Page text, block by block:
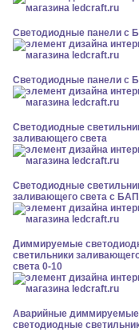
Cветодиодные панели с
Cветодиодные панели с
Светодиодные
заливающего света
Светодиодные
заливающего света с БАП
Диммируемые
светильники
света 0-10
Аварийные диммируемые
светодиодные